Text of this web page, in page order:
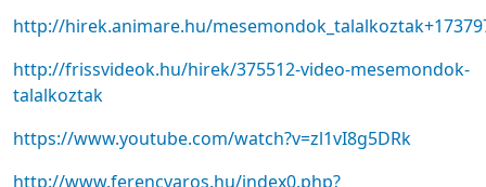
http://hirek.animare.hu/
http://frissvideok.hu/hirek/375512-video-mesemondok-
talalkoztak
https://www.youtube.com/watch?v=zl1vI8g5DRk
http://www.ferencvaros.hu/index0.php?